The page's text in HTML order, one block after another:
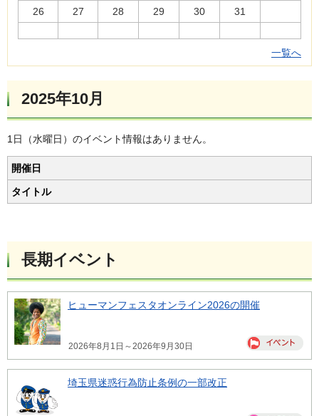
26
27 28 29 30 31
一覧へ
2025年10月
1日（水曜日）のイベント情報はありません。
開催日
タイトル
長期イベント
ヒューマンフェスタオンライン2026の開催
2026年8月1日～2026年9月30日
埼玉県迷惑行為防止条例の一部改正